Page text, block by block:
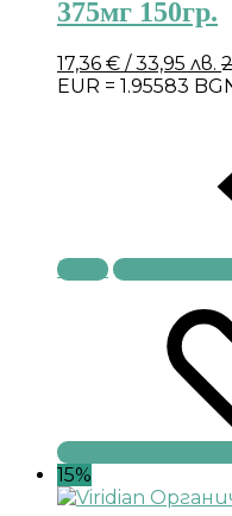
375мг 150гр.
17,36 € / 33,95 лв.
EUR = 1.95583
Купи
15%